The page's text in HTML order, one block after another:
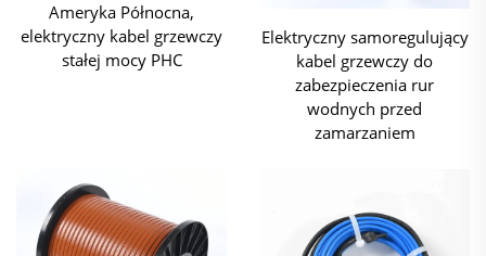
Ameryka Północna,
elektryczny kabel grzewczy
stałej mocy PHC
Elektryczny samoregulujący
kabel grzewczy do
zabezpieczenia rur
wodnych przed
zamarzaniem